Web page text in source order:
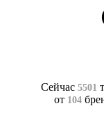
Сейчас 5501
от 104